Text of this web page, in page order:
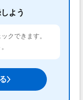
よう
クできます。